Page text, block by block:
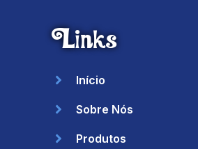
Links
Início
Sobre Nós
Produtos